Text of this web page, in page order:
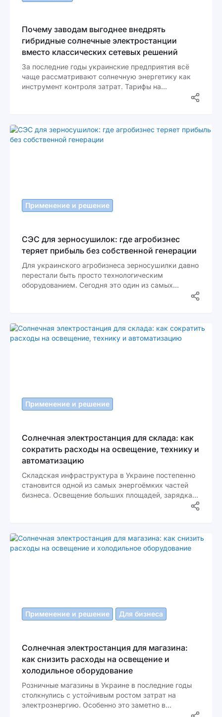
Почему заводам выгоднее внедрять
гибридные солнечные электростанции
вместо классических сетевых решений
За последние годы украинские предприятия всё
чаще рассматривают солнечную энергетику как
инструмент контроля затрат. Тарифы на
для производства. Именно поэтому многие заводы
начинают переходить от классических сетевых
СЭС к гибридным системам.
Применение и решение
СЭС для зерносушилок: где агробизнес
теряет прибыль без собственной генерации
Для украинского агробизнеса зерносушилки давно
перестали быть просто технологическим
оборудованием. Сегодня это один из самых
круглосуточно.
Применение и решение
Солнечная электростанция для склада: как
сократить расходы на освещение, технику и
автоматизацию
Складская инфраструктура в Украине постепенно
становится одной из самых энергоёмких частей
бизнеса. Освещение больших площадей, зарядка
погрузчиков, работа автоматизированных систем
тарифы на электричество для бизнеса растут, а
энергорынок остаётся нестабильным.
Применение и решение Для бизнеса
Солнечная электростанция для магазина:
как снизить расходы на освещение и
холодильное оборудование
Розничные магазины в Украине в последние годы
столкнулись с устойчивым ростом затрат на
электроэнергию. Особенно это заметно в